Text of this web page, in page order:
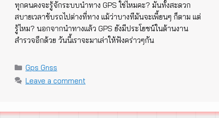
ทุกคนคงจะรู้จักระบบนำทาง GPS ใช่ไหมคะ? มันทั้งสะดวก
สบายเวลาขับรถไปต่างที่ทาง แม้ว่าบางทีมันจะเพี้ยนๆ ก็ตาม แต่
รู้ไหม? นอกจากนำทางแล้ว GPS ยังมีประโยชน์ในด้านงาน
สำรวจอีกด้วย วันนี้เราจะมาเล่าให้ฟังคร่าวๆกัน
Categories
Gps Gnss
Leave a comment